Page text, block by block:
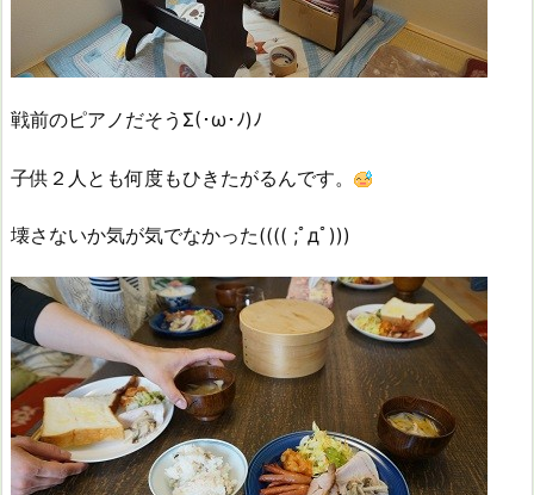
戦前のピアノだそうΣ(･ω･ﾉ)ﾉ
子供２人とも何度もひきたがるんです。
壊さないか気が気でなかった(((( ;ﾟдﾟ)))